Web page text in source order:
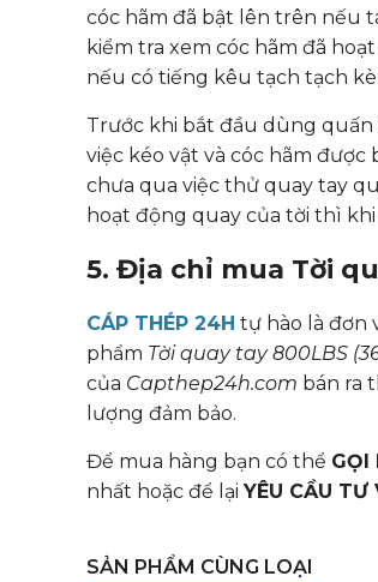
cóc hãm đã bật lên trên nếu
kiểm tra xem cóc hãm đã
nếu có tiếng kêu tạch tạch
Trước khi bắt đầu dùng quấn
việc kéo vật và cóc hãm
chưa qua việc thử quay tay
hoạt động quay của tời thì
5. Địa chỉ mua Tời
CÁP THÉP 24H tự hào là đơn
phẩm Tời quay tay 800LBS
của Capthep24h.com bán ra
lượng đảm bảo.
Để mua hàng bạn có thể GỌI
nhất hoặc để lại YÊU CẦU TƯ
SẢN PHẨM CÙNG LOẠI